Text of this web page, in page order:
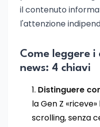
il contenuto
l'attenzione
Come leggere i
news: 4 chiavi
Distinguere
la Gen Z
scrolling, senza